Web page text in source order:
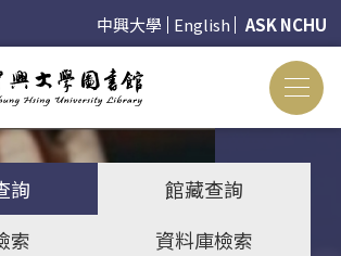
中興大學 English ASK NCHU
詢
館藏查詢
索
資料庫檢索